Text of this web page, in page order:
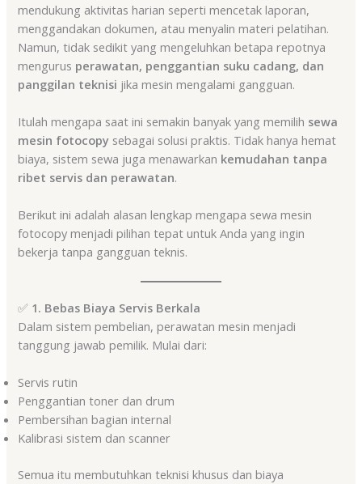
mendukung aktivitas harian seperti mencetak laporan,
menggandakan dokumen, atau menyalin materi pelatihan.
Namun, tidak sedikit yang mengeluhkan betapa repotnya
mengurus perawatan, penggantian suku cadang, dan
panggilan teknisi jika mesin mengalami gangguan.
Itulah mengapa saat ini semakin banyak yang memilih sewa
mesin fotocopy sebagai solusi praktis. Tidak hanya hemat
biaya, sistem sewa juga menawarkan kemudahan tanpa
ribet servis dan perawatan.
Berikut ini adalah alasan lengkap mengapa sewa mesin
fotocopy menjadi pilihan tepat untuk Anda yang ingin
bekerja tanpa gangguan teknis.
✅ 1. Bebas Biaya Servis Berkala
Dalam sistem pembelian, perawatan mesin menjadi
tanggung jawab pemilik. Mulai dari:
Servis rutin
Penggantian toner dan drum
Pembersihan bagian internal
Kalibrasi sistem dan scanner
Semua itu membutuhkan teknisi khusus dan biaya